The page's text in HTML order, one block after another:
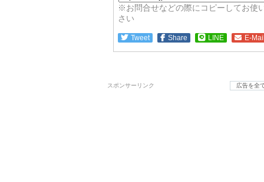
※お問合せなどの際にコピーしてお使
さい
Tweet Share LINE E-
スポンサーリンク 広告を全